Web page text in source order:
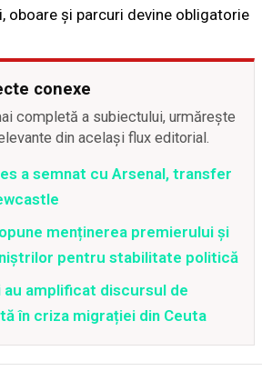
oboare și parcuri devine obligatorie
conexe
completă a subiectului, urmărește
din același flux editorial.
a semnat cu Arsenal, transfer
menținerea premierului și
pentru stabilitate politică
amplificat discursul de
în criza migrației din Ceuta